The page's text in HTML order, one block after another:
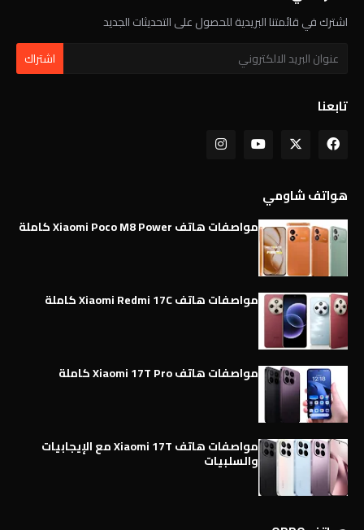
اشترك في قائمتنا البريدية للحصول على التحديثات الجديد
تابعنا
هواتف شاومي
مواصفات هاتف Xiaomi Poco M8 Power كاملة
مواصفات هاتف Xiaomi Redmi 17C كاملة
مواصفات هاتف Xiaomi 17T Pro كاملة
مواصفات هاتف Xiaomi 17T مع الإيجابيات
والسلبيات